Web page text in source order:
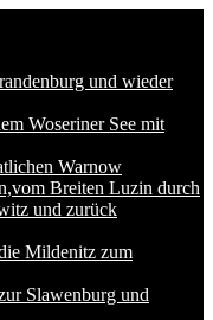
und wieder
Woseriner See mit
Warnow
Breiten Luzin durch
und zurück
Mildenitz zum
Slawenburg und